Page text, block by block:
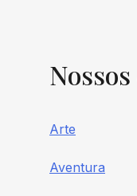
Nossos
Arte
Aventura